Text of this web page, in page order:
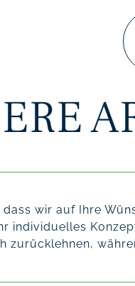
wir auf Ihre
individuelles
zurücklehnen,